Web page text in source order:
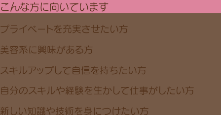
こんな方に向いています
プライベートを充実させたい方
美容系に興味がある方
スキルアップして自信を持ちたい方
自分のスキルや経験を生かして仕事がしたい方
新しい知識や技術を身につけたい方